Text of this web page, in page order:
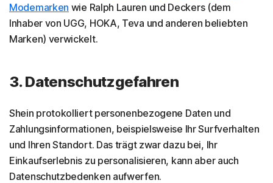
Modemarken wie Ralph Lauren und Deckers (dem
Inhaber von UGG, HOKA, Teva und anderen beliebten
Marken) verwickelt.
3. Datenschutzgefahren
Shein protokolliert personenbezogene Daten und
Zahlungsinformationen, beispielsweise Ihr Surfverhalten
und Ihren Standort. Das trägt zwar dazu bei, Ihr
Einkaufserlebnis zu personalisieren, kann aber auch
Datenschutzbedenken aufwerfen.